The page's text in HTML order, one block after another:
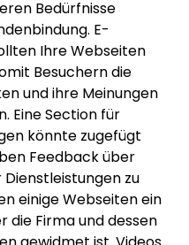
Bedürfnisse
E-
Ihre Webseiten
Besuchern die
und ihre Meinungen
Eine Section für
könnte zugefügt
Feedback über
zu
einige Webseiten ein
die Firma und dessen